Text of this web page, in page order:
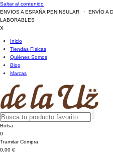
Saltar al contenido
ENVIOS A ESPAÑA PENINSULAR · ENVÍO A
LABORABLES
X
Inicio
Tiendas Físicas
Quiénes Somos
Blog
Marcas
Bolsa
0
Tramitar Compra
0,00 €